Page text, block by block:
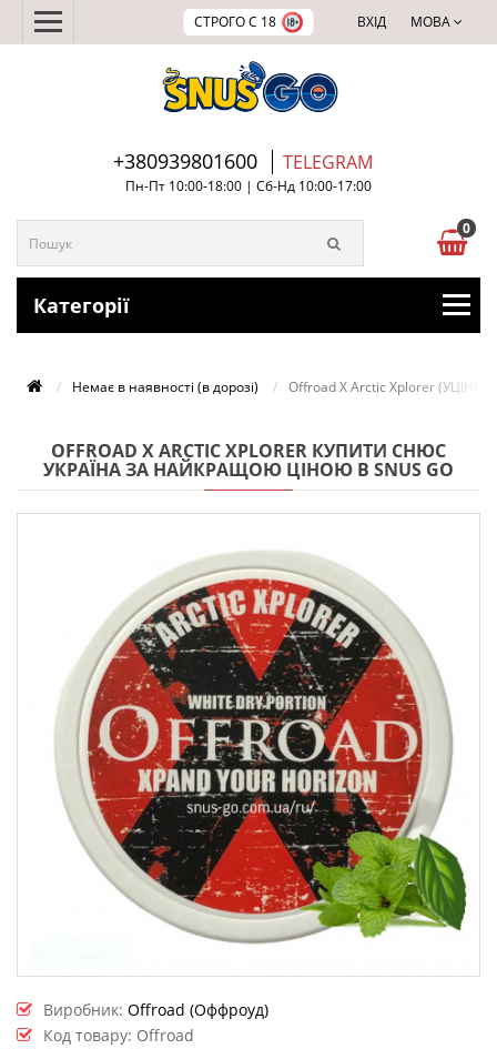
СТРОГО С 18 МОВА
ВХІД
+380939801600 TELEGRAM
Пн-Пт 10:00-18:00 | Сб-Нд 10:00-17:00
0
Категорії
Немає в наявності (в дорозі) Offroad X Arctic Xplorer
OFFROAD X ARCTIC XPLORER КУПИТИ СНЮС
УКРАЇНА ЗА НАЙКРАЩОЮ ЦІНОЮ В SNUS GO
Виробник: Offroad (Оффроуд)
Код товару: Offroad